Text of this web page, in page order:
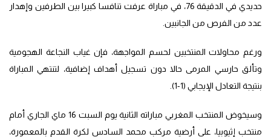
حديدي في الدقيقة 76، في مباراة عرفت تنافسا كبيرا بين الطرفين وإهدار
عدد من الفرص من الجانبين.
ورغم محاولات المنتخبين لحسم المواجهة، فإن غياب النجاعة الهجومية
وتألق حارسي المرمى حالا دون تسجيل أهداف إضافية، لتنتهي المباراة
بنتيجة التعادل الإيجابي (1-1).
وسيخوض المنتخب المغربي مباراته الثانية يوم السبت 16 ماي الجاري أمام
منتخب إثيوبيا، على أرضية مركب محمد السادس لكرة القدم بالمعمورة،